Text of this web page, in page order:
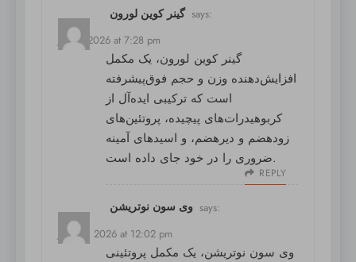
گینر کوین لورون says:
July 9, 2026 at 7:28 pm
گینر کوین لورون، یک مکمل
افزایش‌دهنده وزن و حجم فوق‌پیشرفته
است که ترکیبی ایده‌آل از
کربوهیدرات‌های پیچیده، پروتئین‌های
زودهضم و دیرهضم، و اسیدهای آمینه
ضروری را در خود جای داده است.
REPLY
وی سون نوتریشن says:
July 10, 2026 at 12:02 pm
وی سون نوتریشن، یک مکمل پروتئینی